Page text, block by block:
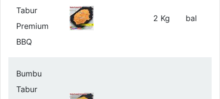
Tabur
Premium
BBQ
2 Kg bal
Bumbu
Tabur